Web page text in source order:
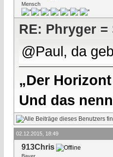
Mensch
RE: Phryger
@Paul, da
„Der
Und das
02.12.2015, 18:49
913Chris
Bayer